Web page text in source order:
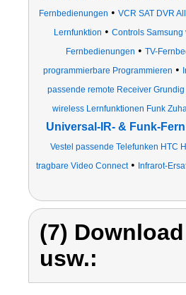
Fernbedienungen • VCR SAT DVR
Lernfunktion • Controls
Fernbedienungen • TV-
programmierbare Programmieren •
passende remote Receiver
wireless Lernfunktionen Funk
Universal-IR- & Funk-
Vestel passende Telefunken HTC
tragbare Video Connect• Infrarot-
(7)
usw.: